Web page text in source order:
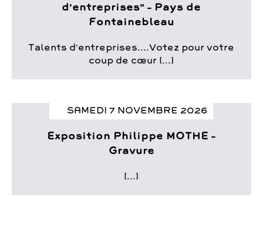
d’entreprises” – Pays de
Fontainebleau
Talents d’entreprises....Votez pour votre
coup de cœur [...]
SAMEDI 7 NOVEMBRE 2026
Exposition Philippe MOTHE –
Gravure
[...]